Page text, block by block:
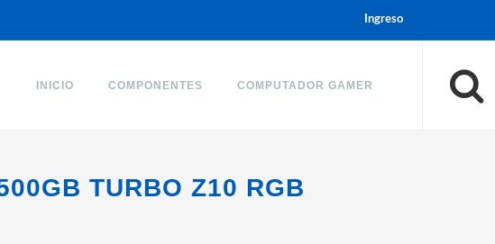
Ingreso
INICIO COMPONENTES COMPUTADOR GAMER
TURBO Z10 RGB